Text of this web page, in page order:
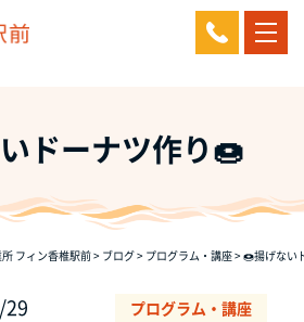
ドーナツ作り🍩
フィン香椎駅前> ブログ> プログラム・講座> 🍩揚げない
プログラム・講座